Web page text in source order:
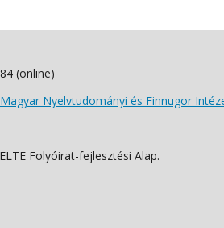
(online)
Nyelvtudományi és Finnugor
Folyóirat-fejlesztési Alap.